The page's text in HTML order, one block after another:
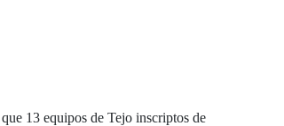
13 equipos de Tejo inscriptos de